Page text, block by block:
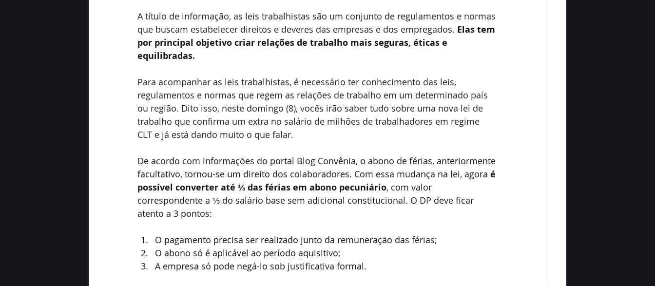
A título de informação, as leis trabalhistas são um conjunto de regulamentos e normas
que buscam estabelecer direitos e deveres das empresas e dos empregados. Elas tem
por principal objetivo criar relações de trabalho mais seguras, éticas e
equilibradas.
Para acompanhar as leis trabalhistas, é necessário ter conhecimento das leis,
regulamentos e normas que regem as relações de trabalho em um determinado país
ou região. Dito isso, neste domingo (8), vocês irão saber tudo sobre uma nova lei de
trabalho que confirma um extra no salário de milhões de trabalhadores em regime
CLT e já está dando muito o que falar.
De acordo com informações do portal Blog Convênia, o abono de férias, anteriormente
facultativo, tornou-se um direito dos colaboradores. Com essa mudança na lei, agora é
possível converter até ⅓ das férias em abono pecuniário, com valor
correspondente a ⅓ do salário base sem adicional constitucional. O DP deve ficar
atento a 3 pontos:
O pagamento precisa ser realizado junto da remuneração das férias;
O abono só é aplicável ao período aquisitivo;
A empresa só pode negá-lo sob justificativa formal.